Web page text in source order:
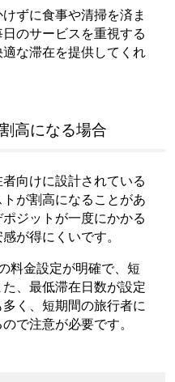
ずに食事や清掃を済ま
のサービスを重視する
な滞在を提供してくれ
高になる場合
向けに設計されている
が割高になることがあ
ジットが一度にかかる
が得にくいです。
料金設定が明確で、短
、最低滞在日数が設定
く、短期間の旅行者に
で注意が必要です。